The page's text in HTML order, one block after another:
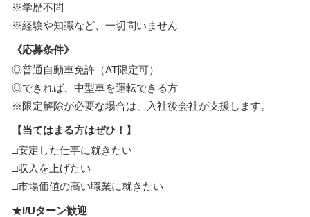
※学歴不問
※経験や知識など、一切問いません
《応募条件》
◎普通自動車免許（AT限定可）
◎できれば、中型車を運転できる方
※限定解除が必要な場合は、入社後会社が支援します。
【当てはまる方はぜひ！】
□安定した仕事に就きたい
□収入を上げたい
□市場価値の高い職業に就きたい
★I/Uターン歓迎